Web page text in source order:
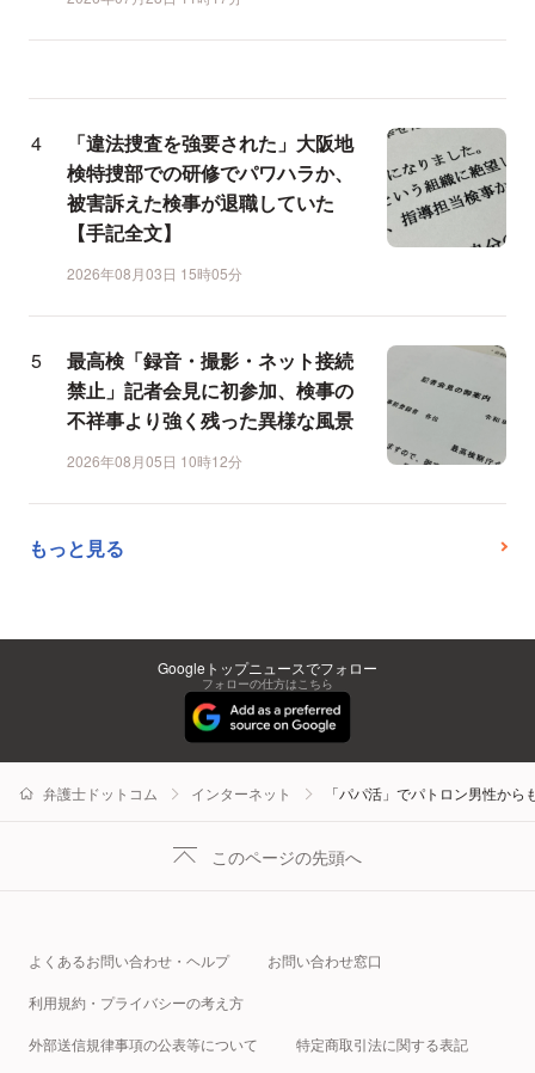
「違法捜査を強要された」大阪地
検特捜部での研修でパワハラか、
被害訴えた検事が退職していた
【手記全文】
2026年08月03日 15時05分
最高検「録音・撮影・ネット接続
禁止」記者会見に初参加、検事の
不祥事より強く残った異様な風景
2026年08月05日 10時12分
もっと見る
Googleトップニュースでフォロー
フォローの仕方はこちら
弁護士ドットコム インターネット 「パパ活」でパトロン男性か
このページの先頭へ
よくあるお問い合わせ・ヘルプ お問い合わせ窓口
利用規約・プライバシーの考え方
外部送信規律事項の公表等について 特定商取引法に関する表記